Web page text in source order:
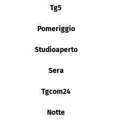
Tg5
Pomeriggio
Studioaperto
Sera
Tgcom24
Notte